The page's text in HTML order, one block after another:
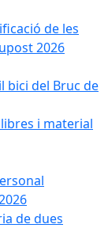
de les
2026
bici del Bruc de
i material
de dues